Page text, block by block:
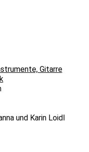
Gitarre
und Karin Loidl